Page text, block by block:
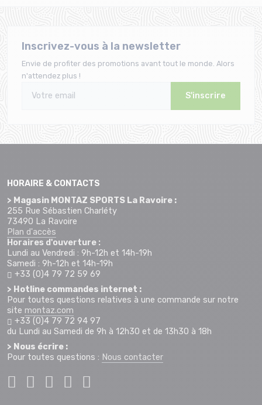
Inscrivez-vous à la newsletter
Envie de profiter des promotions avant tout le monde. Alors
n'attendez plus !
S'inscrire
HORAIRE & CONTACTS
> Magasin MONTAZ SPORTS La Ravoire :
255 Rue Sébastien Charléty
73490 La Ravoire
Plan d'accès
Horaires d'ouverture :
Lundi au Vendredi : 9h-12h et 14h-19h
Samedi : 9h-12h et 14h-19h
+33 (0)4 79 72 59 69
> Hotline commandes internet :
Pour toutes questions relatives à une commande sur notre
site montaz.com
+33 (0)4 79 72 94 97
du Lundi au Samedi de 9h à 12h30 et de 13h30 à 18h
> Nous écrire :
Pour toutes questions : Nous contacter